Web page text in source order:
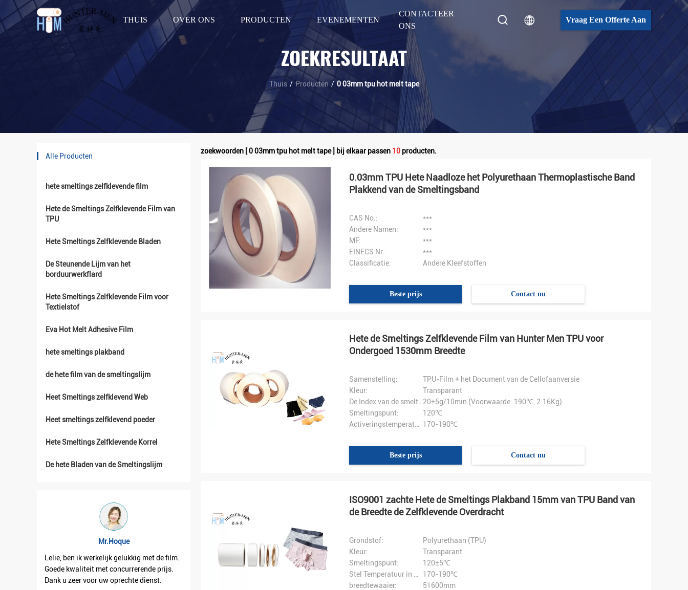
THUIS OVER ONS PRODUCTEN EVENEMENTEN
CONTACTEER
ONS
Vraag Een Offerte Aan
ZOEKRESULTAAT
Thuis / Producten / 0 03mm tpu hot melt tape
Alle Producten
hete smeltings zelfklevende film
Hete de Smeltings Zelfklevende Film van
TPU
Hete Smeltings Zelfklevende Bladen
De Steunende Lijm van het
borduurwerkflard
Hete Smeltings Zelfklevende Film voor
Textielstof
Eva Hot Melt Adhesive Film
hete smeltings plakband
de hete film van de smeltingslijm
Heet Smeltings zelfklevend Web
Heet smeltings zelfklevend poeder
Hete Smeltings Zelfklevende Korrel
De hete Bladen van de Smeltingslijm
Mr.Hoque
Lelie, ben ik werkelijk gelukkig met de film.
Goede kwaliteit met concurrerende prijs.
Dank u zeer voor uw oprechte dienst.
Lelie, ontving ik uw goederen, is het zeer
goed. En dank voor uw aardige
M. Sergey Abayev
De goede dienst en snel het verschepen.
zoekwoorden [ 0 03mm tpu hot melt tape ] bij elkaar passen 10 producten.
0.03mm TPU Hete Naadloze het Polyurethaan Thermoplastische Band
Plakkend van de Smeltingsband
CAS No.:
***
Andere Namen:
***
MF:
***
EINECS Nr.:
***
Classificatie:
Andere Kleefstoffen
Beste prijs Contact nu
Hete de Smeltings Zelfklevende Film van Hunter Men TPU voor
Ondergoed 1530mm Breedte
Samenstelling:
TPU-Film + het Document van de Cellofaanversie
Kleur:
Transparant
20±5g/10min (Voorwaarde: 190℃, 2.16Kg)
Smeltingspunt:
120℃
170-190℃
Beste prijs Contact nu
ISO9001 zachte Hete de Smeltings Plakband 15mm van TPU Band van
de Breedte de Zelfklevende Overdracht
Grondstof:
Polyurethaan (TPU)
Kleur:
Transparant
Smeltingspunt:
120±5℃
170-190℃
breedtewaaier:
51600mm